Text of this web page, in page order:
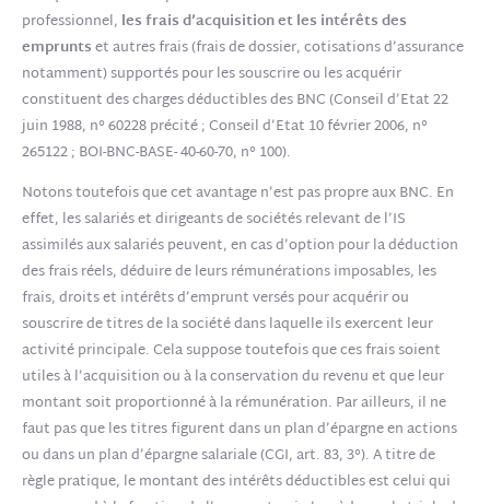
professionnel, les frais d’acquisition et les intérêts des
empruntset autres frais (frais de dossier, cotisations d’assurance
notamment) supportés pour les souscrire ou les acquérir
constituent des charges déductibles des BNC (Conseil d’Etat 22
juin 1988, n° 60228 précité ; Conseil d’Etat 10 février 2006, n°
265122 ; BOI-BNC-BASE- 40-60-70, n° 100).
Notons toutefois que cet avantage n’est pas propre aux BNC. En
effet, les salariés et dirigeants de sociétés relevant de l’IS
assimilés aux salariés peuvent, en cas d’option pour la déduction
des frais réels, déduire de leurs rémunérations imposables, les
frais, droits et intérêts d’emprunt versés pour acquérir ou
souscrire de titres de la société dans laquelle ils exercent leur
activité principale. Cela suppose toutefois que ces frais soient
utiles à l’acquisition ou à la conservation du revenu et que leur
montant soit proportionné à la rémunération. Par ailleurs, il ne
faut pas que les titres figurent dans un plan d’épargne en actions
ou dans un plan d’épargne salariale (CGI, art. 83, 3°). A titre de
règle pratique, le montant des intérêts déductibles est celui qui